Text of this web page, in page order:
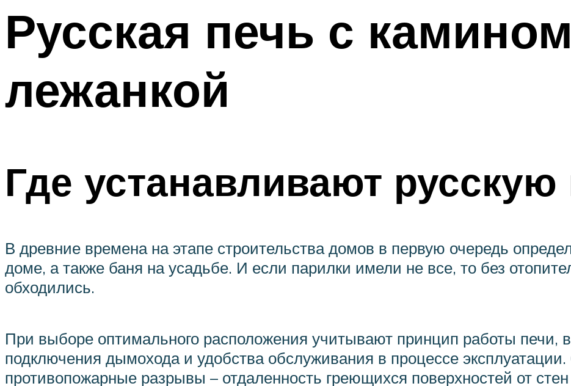
Русская печь с
лежанкой
Где устанавливают русскую
В древние времена на этапе строительства домов в первую очередь
доме, а также баня на усадьбе. И если парилки имели не все, то без
обходились.
При выборе оптимального расположения учитывают принцип работы печи,
подключения дымохода и удобства обслуживания в процессе
противопожарные разрывы – отдаленность греющихся поверхностей от